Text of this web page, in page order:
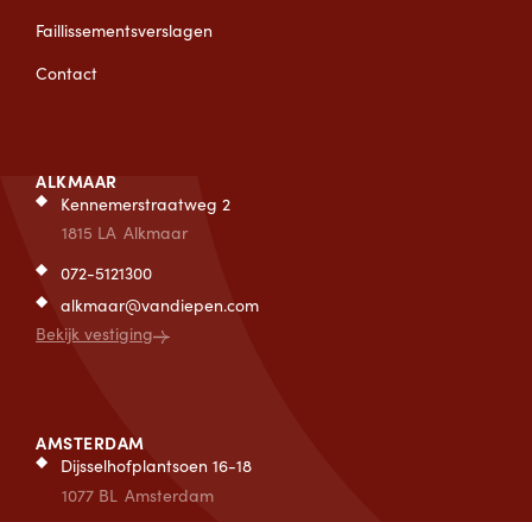
Faillissementsverslagen
Contact
ALKMAAR
Kennemerstraatweg 2
1815 LA Alkmaar
072-5121300
alkmaar@vandiepen.com
Bekijk vestiging
AMSTERDAM
Dijsselhofplantsoen 16-18
1077 BL Amsterdam